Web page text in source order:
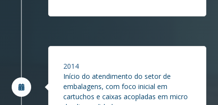
2014
Início do atendimento do setor de
embalagens, com foco inicial em
cartuchos e caixas acopladas em micro